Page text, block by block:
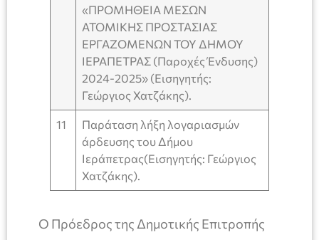
«ΠΡΟΜΗΘΕΙΑ ΜΕΣΩΝ
ΑΤΟΜΙΚΗΣ ΠΡΟΣΤΑΣΙΑΣ
ΕΡΓΑΖΟΜΕΝΩΝ ΤΟΥ ΔΗΜΟΥ
ΙΕΡΑΠΕΤΡΑΣ (Παροχές Ένδυσης)
2024-2025» (Εισηγητής:
Γεώργιος Χατζάκης).
11
Παράταση λήξη λογαριασμών
άρδευσης του Δήμου
Ιεράπετρας(Εισηγητής: Γεώργιος
Χατζάκης).
Ο Πρόεδρος της Δημοτικής Επιτροπής